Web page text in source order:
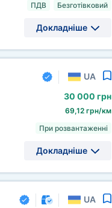
ПДВ
Безготівковий
Докладніше
UA
30 000 грн
69,12 грн/км
При розвантаженні
Докладніше
UA